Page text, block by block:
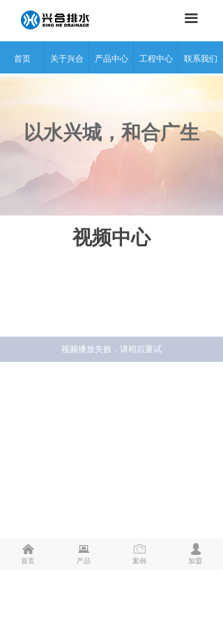
首页 关于兴合 产品中心 工程中心 联系我们
끀
视频中心
以水兴城，和合广生
视频播放失败，请稍后重试
낀
首页
뀵
产品
ꄒ
案例
넙
加盟